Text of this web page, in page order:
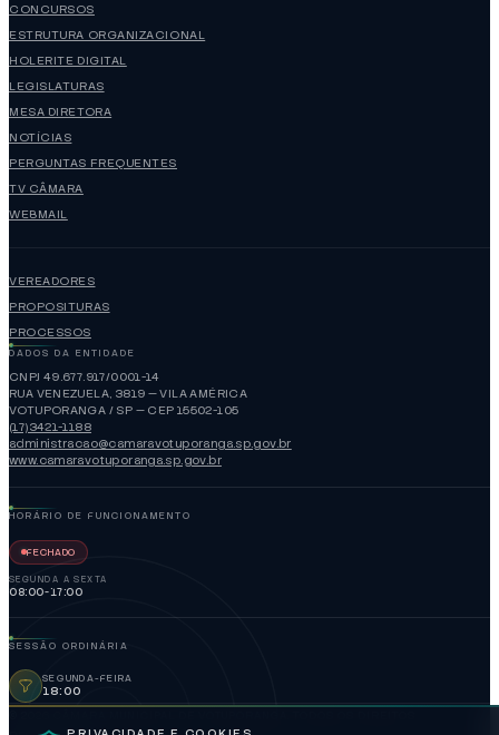
CONCURSOS
ESTRUTURA ORGANIZACIONAL
HOLERITE DIGITAL
LEGISLATURAS
MESA DIRETORA
NOTÍCIAS
PERGUNTAS FREQUENTES
TV CÂMARA
WEBMAIL
VEREADORES
PROPOSITURAS
PROCESSOS
DADOS DA ENTIDADE
CNPJ 49.677.917/0001-14
RUA VENEZUELA, 3819 — VILA AMÉRICA
VOTUPORANGA / SP — CEP 15502-105
(17)3421-1188
administracao@camaravotuporanga.sp.gov.br
www.camaravotuporanga.sp.gov.br
HORÁRIO DE FUNCIONAMENTO
FECHADO
SEGUNDA A SEXTA
08:00-17:00
SESSÃO ORDINÁRIA
SEGUNDA-FEIRA
18:00